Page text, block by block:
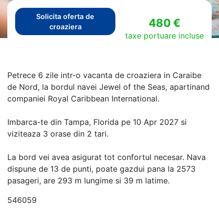
Solicita oferta de
croaziera
480 €
taxe portuare incluse
Petrece 6 zile intr-o vacanta de croaziera in Caraibe
de Nord, la bordul navei Jewel of the Seas, apartinand
companiei Royal Caribbean International.
Imbarca-te din Tampa, Florida pe 10 Apr 2027 si
viziteaza 3 orase din 2 tari.
La bord vei avea asigurat tot confortul necesar. Nava
dispune de 13 de punti, poate gazdui pana la 2573
pasageri, are 293 m lungime si 39 m latime.
546059